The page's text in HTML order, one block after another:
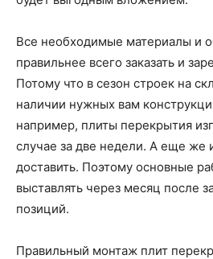
Все необходимые материалы и
правильнее всего заказать и
Потому что в сезон строек на
наличии нужных вам
например, плиты перекрытия
случае за две недели. А еще же
доставить. Поэтому основные
выставлять через месяц после
позиций.
Правильный монтаж плит